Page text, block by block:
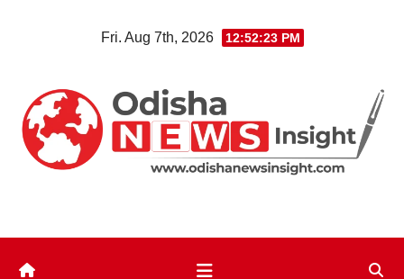
Fri. Aug 7th, 2026 12:52:24 PM